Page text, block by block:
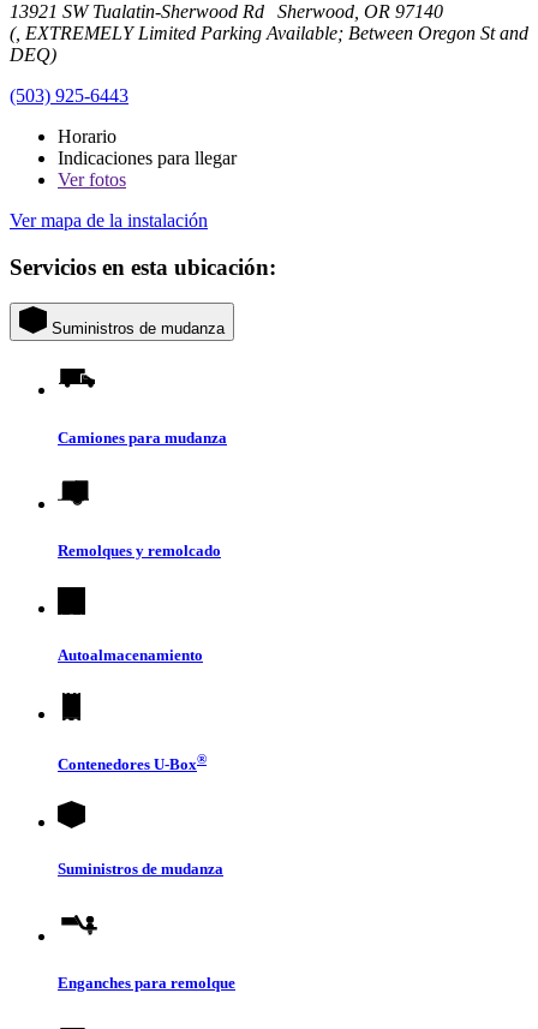
13921 SW Tualatin-Sherwood Rd Sherwood, OR 97140
(, EXTREMELY Limited Parking Available; Between Oregon St and
DEQ)
(503) 925-6443
Horario
Indicaciones para llegar
Verfotos
Ver mapa de la instalación
Servicios en esta ubicación:
Suministros de mudanza
Camiones para mudanza
Remolques y remolcado
Autoalmacenamiento
Contenedores U-Box®
Suministros de mudanza
Enganches para remolque